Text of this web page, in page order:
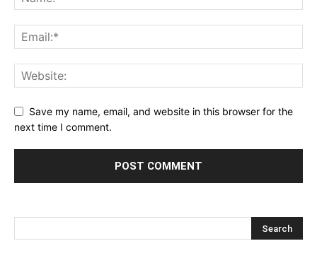
Save my name, email, and website in this browser for the
next time I comment.